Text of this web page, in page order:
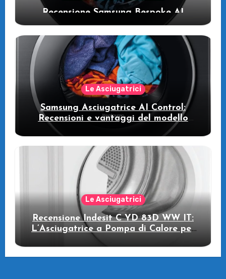
Recensione Samsung Bespoke AI
WW11DB7B94GE/U3: la lavatrice
intelligente che fa risparmiare
Le Asciugatrici
Samsung Asciugatrice AI Control:
Recensioni e vantaggi del modello
Le Asciugatrici
Recensione Indesit C YD 83D WW IT:
L’Asciugatrice a Pompa di Calore per
il Tuo Benessere